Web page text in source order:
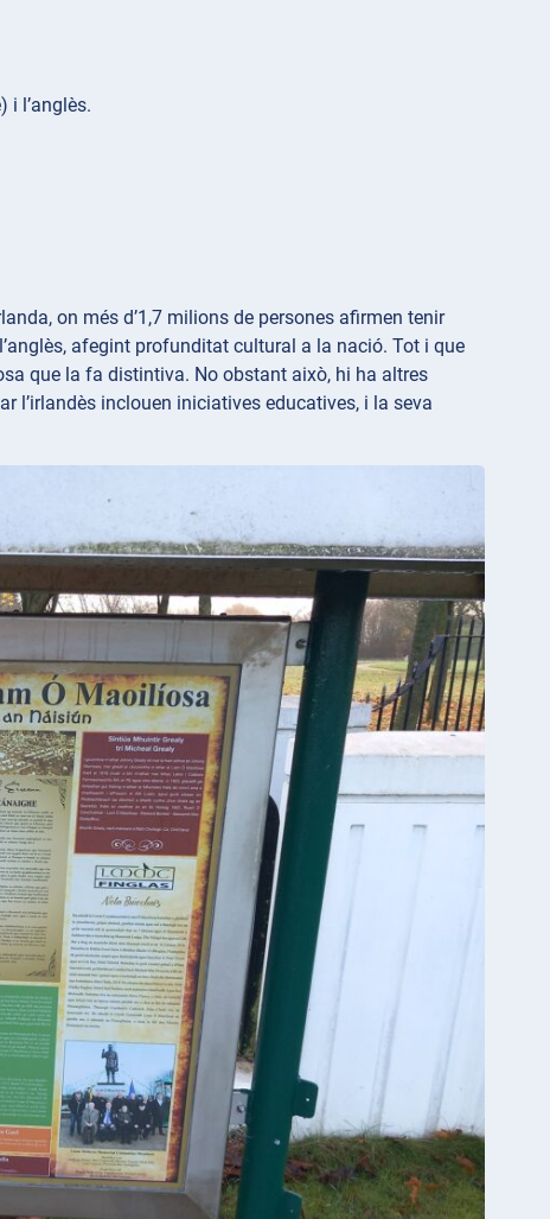
i l’anglès.
on més d’1,7 milions de persones afirmen tenir
afegint profunditat cultural a la nació. Tot i que
que la fa distintiva. No obstant això, hi ha altres
l’irlandès inclouen iniciatives educatives, i la seva